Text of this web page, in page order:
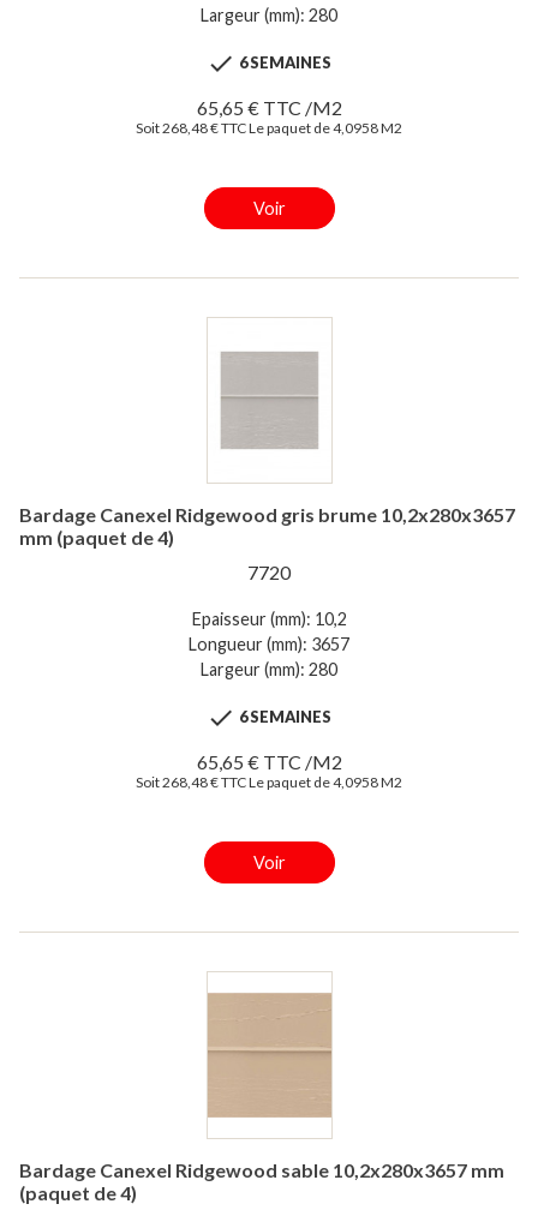
Largeur (mm): 280
 6 SEMAINES
65,65 € TTC /M2
Soit 268,48 € TTC Le paquet de 4,0958 M2
Voir
Bardage Canexel Ridgewood gris brume 10,2x280x3657
mm (paquet de 4)
7720
Epaisseur (mm): 10,2
Longueur (mm): 3657
Largeur (mm): 280
 6 SEMAINES
65,65 € TTC /M2
Soit 268,48 € TTC Le paquet de 4,0958 M2
Voir
Bardage Canexel Ridgewood sable 10,2x280x3657 mm
(paquet de 4)